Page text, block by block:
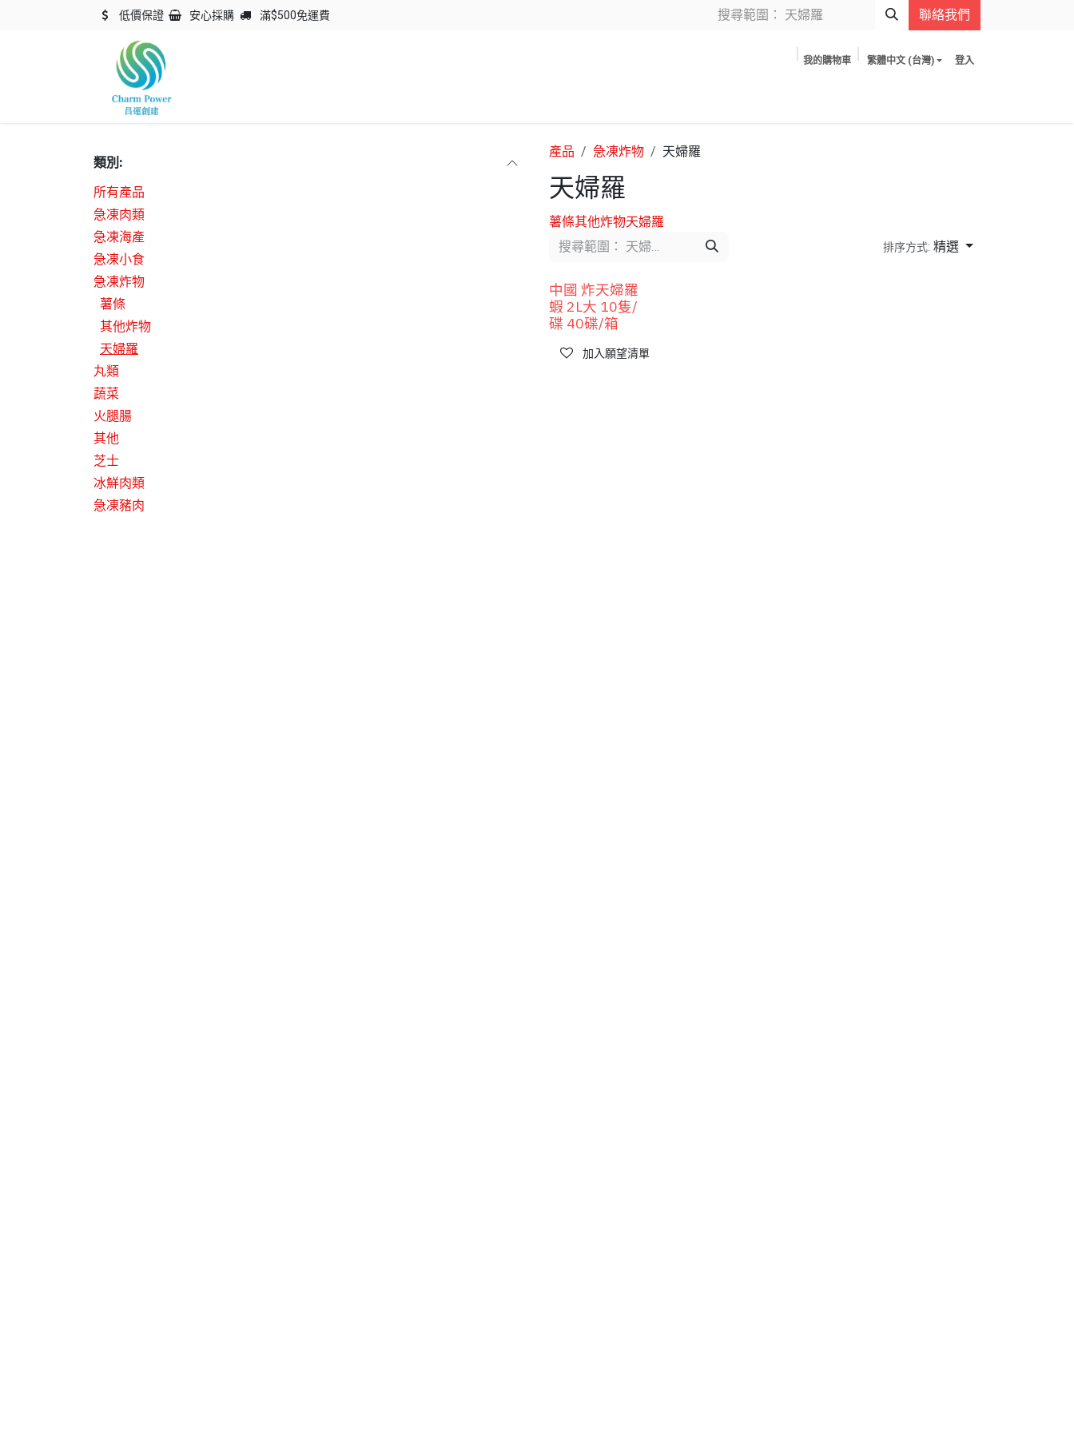
低價保證 安心採購 滿$500免運費 聯絡我們
我的購物車 繁體中文 (台灣) 登入
類別:
所有產品
急凍肉類
急凍海產
急凍小食
急凍炸物
薯條
其他炸物
天婦羅
丸類
蔬菜
火腿腸
其他
芝士
冰鮮肉類
急凍豬肉
產品 急凍炸物 天婦羅
天婦羅
薯條其他炸物天婦羅
排序方式: 精選
中國 炸天婦羅
蝦 2L大 10隻/
碟 40碟/箱
加入願望清單